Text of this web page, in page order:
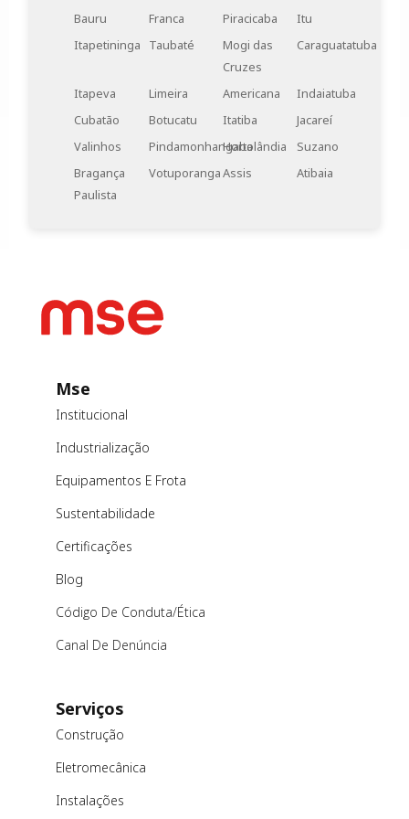
Bauru
Franca Piracicaba
Itu
Itapetininga
Taubaté
Mogi das
Cruzes
Caraguatatuba
Itapeva Limeira Americana
Indaiatuba
Cubatão
Botucatu Itatiba
Jacareí
Valinhos
PindamonhangabaHortolândia
Suzano
Bragança
Paulista
VotuporangaAssis Atibaia
Mse
Institucional
Industrialização
Equipamentos E Frota
Sustentabilidade
Certificações
Blog
Código De Conduta/ética
Canal De Denúncia
Serviços
Construção
Eletromecânica
Instalações